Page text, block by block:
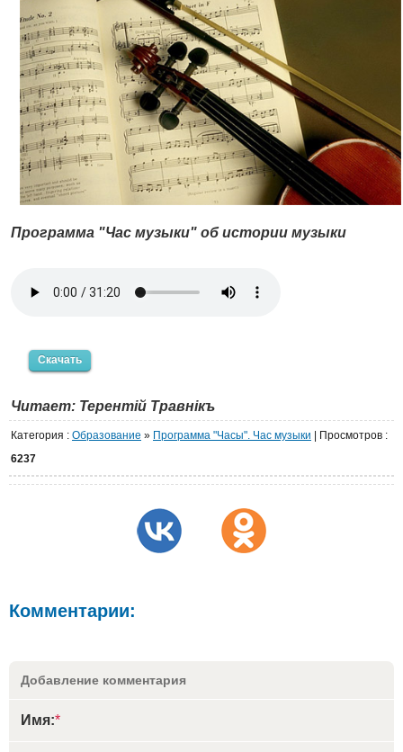
Программа "Час музыки" об истории музыки
Скачать
Читает: Терентiй Травнiкъ
Категория : Образование » Программа "Часы". Час музыки Просмотров :
6237
Комментарии:
Добавление комментария
Имя:*